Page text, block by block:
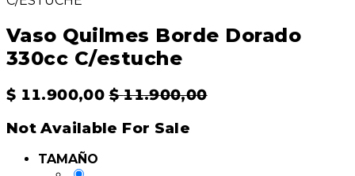
Vaso Quilmes Borde Dorado
330cc C/estuche
$ 11.900,00 $11.900,00
Not Available For Sale
TAMAÑO